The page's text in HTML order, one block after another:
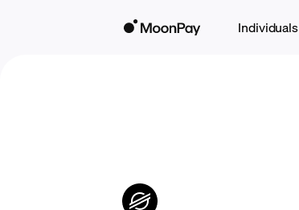
Individuals